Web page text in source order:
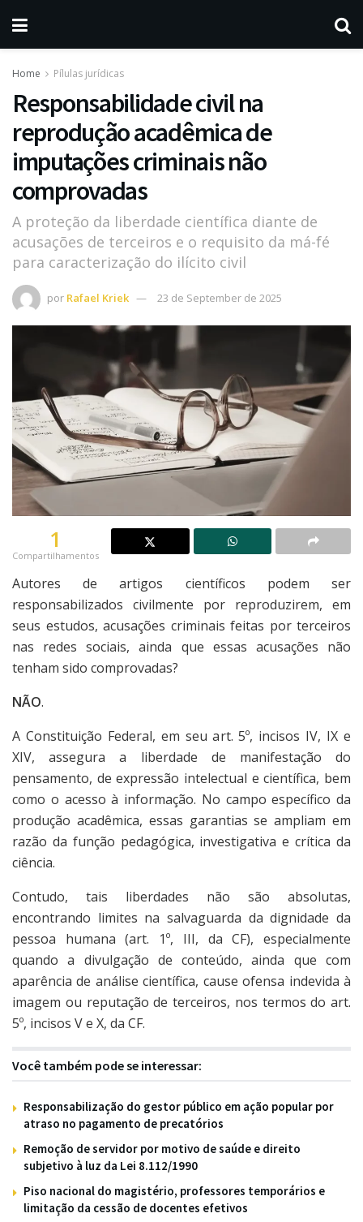
Home Pílulas jurídicas
Responsabilidade civil na
reprodução acadêmica de
imputações criminais não
comprovadas
A proteção da liberdade científica diante de
acusações de terceiros e o requisito da má-fé
para caracterização do ilícito civil
por Rafael Kriek 23 de September de 2025
1
Compartilhamentos
Autores de artigos científicos podem ser
responsabilizados civilmente por reproduzirem, em
seus estudos, acusações criminais feitas por terceiros
nas redes sociais, ainda que essas acusações não
tenham sido comprovadas?
NÃO.
A Constituição Federal, em seu art. 5º, incisos IV, IX e
XIV, assegura a liberdade de manifestação do
pensamento, de expressão intelectual e científica, bem
como o acesso à informação. No campo específico da
produção acadêmica, essas garantias se ampliam em
razão da função pedagógica, investigativa e crítica da
ciência.
Contudo, tais liberdades não são absolutas,
encontrando limites na salvaguarda da dignidade da
pessoa humana (art. 1º, III, da CF), especialmente
quando a divulgação de conteúdo, ainda que com
aparência de análise científica, cause ofensa indevida à
imagem ou reputação de terceiros, nos termos do art.
5º, incisos V e X, da CF.
Você também pode se interessar:
Responsabilização do gestor público em ação popular por
atraso no pagamento de precatórios
Remoção de servidor por motivo de saúde e direito
subjetivo à luz da Lei 8.112/1990
Piso nacional do magistério, professores temporários e
limitação da cessão de docentes efetivos